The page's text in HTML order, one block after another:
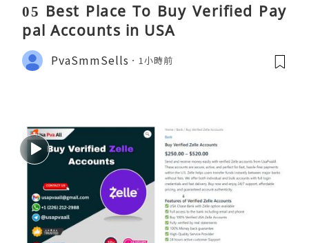
05 Best Place To Buy Verified Pay
pal Accounts in USA
PvaSmmSells 1小時前